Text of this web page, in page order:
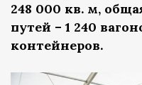
248 000 кв. м,
путей – 1 240
контейнеров.